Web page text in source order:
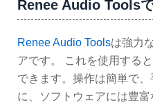
Renee Audio Tools
Renee Audio Toolsは強力
アです。 これを使用する
できます。操作は簡単で
に、ソフトウェアには豊